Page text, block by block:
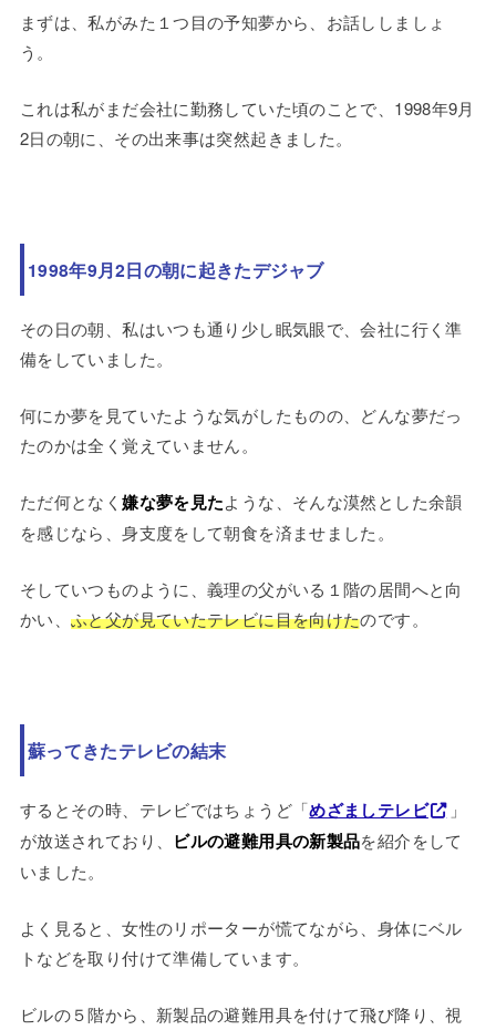
まずは、私がみた１つ目の予知夢から、お話ししましょ
う。
これは私がまだ会社に勤務していた頃のことで、1998年9月
2日の朝に、その出来事は突然起きました。
1998年9月2日の朝に起きたデジャブ
その日の朝、私はいつも通り少し眠気眼で、会社に行く準
備をしていました。
何にか夢を見ていたような気がしたものの、どんな夢だっ
たのかは全く覚えていません。
ただ何となく嫌な夢を見たような、そんな漠然とした余韻
を感じなら、身支度をして朝食を済ませました。
そしていつものように、義理の父がいる１階の居間へと向
かい、ふと父が見ていたテレビに目を向けたのです。
蘇ってきたテレビの結末
するとその時、テレビではちょうど「めざましテレビ
」
が放送されており、 ビルの避難用具の新製品を紹介をして
いました。
よく見ると、女性のリポーターが慌てながら、身体にベル
トなどを取り付けて準備しています。
ビルの５階から、新製品の避難用具を付けて飛び降り、視